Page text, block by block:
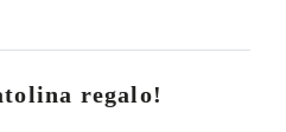
regalo!